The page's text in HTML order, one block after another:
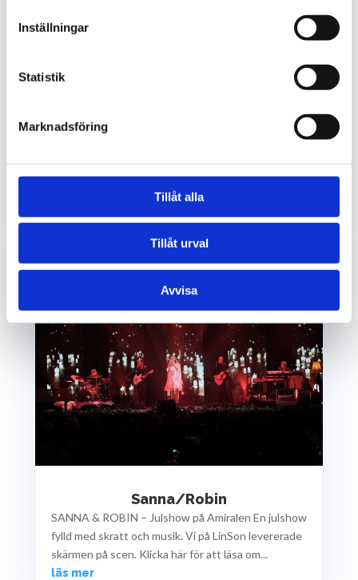
Inställningar
Statistik
Marknadsföring
Tillåt alla
Tillåt urval
Avvisa
Gothenburg Horse Show 2026
Återkommande event för oss är Gothenburg Horse
vi älskar hästsport. Roligt att får bygga digitala...
Sanna/Robin
SANNA & ROBIN – Julshow på Amiralen En julshow
fylld med skratt och musik. Vi på LinSon levererade
skärmen på scen. Klicka här för att läsa om...
läs mer